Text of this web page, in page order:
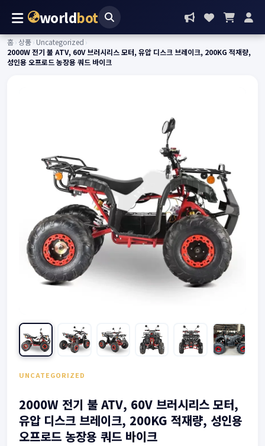
worldbot
홈›상품›Uncategorized ›
2000W 전기 불 ATV, 60V 브러시리스 모터, 유압 디스크 브레이크, 200KG 적재량,
성인용 오프로드 농장용 쿼드 바이크
UNCATEGORIZED
2000W 전기 불 ATV, 60V 브러시리스 모터,
유압 디스크 브레이크, 200KG 적재량, 성인용
오프로드 농장용 쿼드 바이크